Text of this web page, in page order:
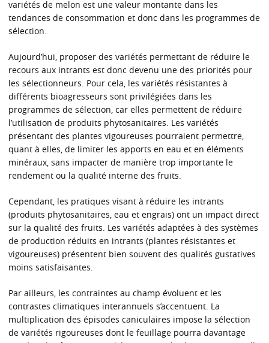
variétés de melon est une valeur montante dans les
tendances de consommation et donc dans les programmes de
sélection.
Aujourd’hui, proposer des variétés permettant de réduire le
recours aux intrants est donc devenu une des priorités pour
les sélectionneurs. Pour cela, les variétés résistantes à
différents bioagresseurs sont privilégiées dans les
programmes de sélection, car elles permettent de réduire
l’utilisation de produits phytosanitaires. Les variétés
présentant des plantes vigoureuses pourraient permettre,
quant à elles, de limiter les apports en eau et en éléments
minéraux, sans impacter de manière trop importante le
rendement ou la qualité interne des fruits.
Cependant, les pratiques visant à réduire les intrants
(produits phytosanitaires, eau et engrais) ont un impact direct
sur la qualité des fruits. Les variétés adaptées à des systèmes
de production réduits en intrants (plantes résistantes et
vigoureuses) présentent bien souvent des qualités gustatives
moins satisfaisantes.
Par ailleurs, les contraintes au champ évoluent et les
contrastes climatiques interannuels s’accentuent. La
multiplication des épisodes caniculaires impose la sélection
de variétés rigoureuses dont le feuillage pourra davantage